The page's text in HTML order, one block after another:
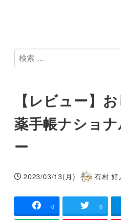
検
索
【レビュー】
薬手帳ナショ
ー
投稿日
2023/03/13(月)
著
有村 好
0 0